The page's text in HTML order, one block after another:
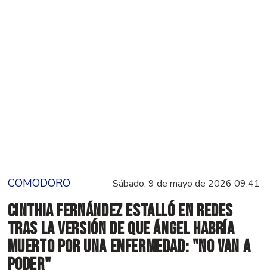
COMODORO Sábado, 9 de mayo de 2026 09:41
Cinthia Fernández estalló en redes
tras la versión de que Ángel habría
muerto por una enfermedad: "No van a
poder"